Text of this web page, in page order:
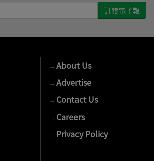
→About Us
→Advertise
→Contact Us
→Careers
→Privacy Policy